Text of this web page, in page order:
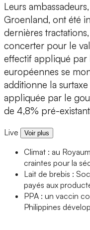
Leurs
Groenland, ont été
dernières
concerter pour le
effectif appliqué par
européennes se
additionne la
appliquée par le
de 4,8% pré-
Live Voir plus
Climat : au
craintes pour la
Lait de brebis :
payés aux
PPA : un vaccin
Philippines